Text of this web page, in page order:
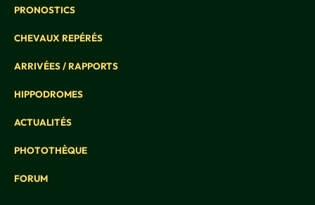
PRONOSTICS
CHEVAUX REPÉRÉS
ARRIVÉES / RAPPORTS
HIPPODROMES
ACTUALITÉS
PHOTOTHÈQUE
FORUM